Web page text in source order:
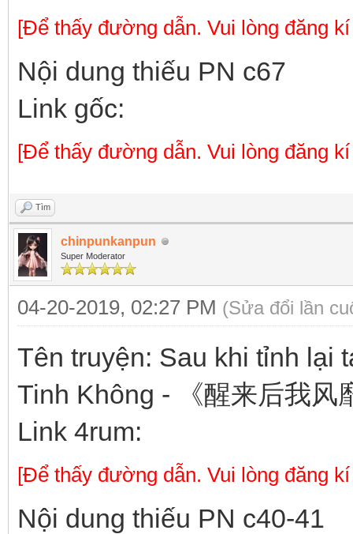
[Để thấy đường dẫn. Vui lòng đăng
Nội dung thiếu PN c67
Link gốc:
[Để thấy đường dẫn. Vui lòng đăng
Tìm
chinpunkanpun
Super Moderator
04-20-2019, 02:27 PM (Sửa đổi lần
Tên truyện: Sau khi tỉnh lại
Tinh Không - 《醒来后我风
Link 4rum:
[Để thấy đường dẫn. Vui lòng đăng
Nội dung thiếu PN c40-41